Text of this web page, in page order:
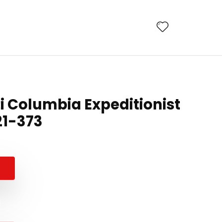
Columbia Expeditionist
373